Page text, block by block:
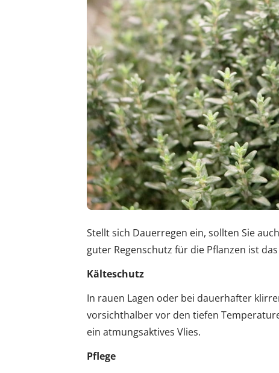
Stellt sich Dauerregen ein, sollten Sie
guter Regenschutz für die Pflanzen ist
Kälteschutz
In rauen Lagen oder bei dauerhafter
vorsichthalber vor den tiefen
ein atmungsaktives Vlies.
Pflege